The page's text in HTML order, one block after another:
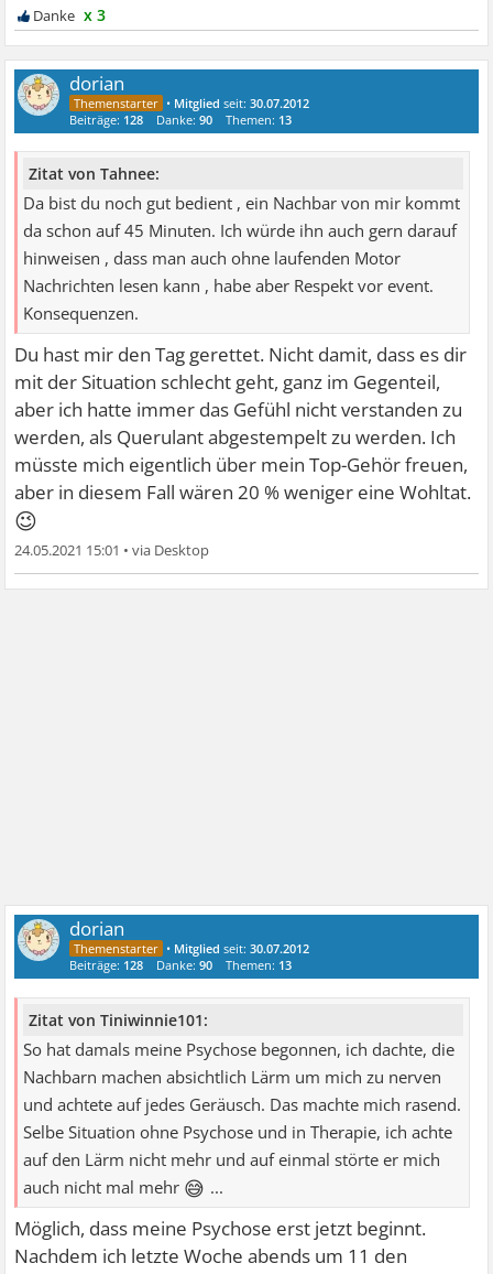
x 3
dorian
• Mitglied seit:30.07.2012
Beiträge: 128 Danke:90 Themen: 13
Zitat von Tahnee:
Da bist du noch gut bedient , ein Nachbar von mir kommt
da schon auf 45 Minuten. Ich würde ihn auch gern darauf
hinweisen , dass man auch ohne laufenden Motor
Nachrichten lesen kann , habe aber Respekt vor event.
Konsequenzen.
Du hast mir den Tag gerettet. Nicht damit, dass es dir
mit der Situation schlecht geht, ganz im Gegenteil,
aber ich hatte immer das Gefühl nicht verstanden zu
werden, als Querulant abgestempelt zu werden. Ich
müsste mich eigentlich über mein Top-Gehör freuen,
aber in diesem Fall wären 20 % weniger eine Wohltat.
😉
24.05.2021 15:01 •
dorian
• Mitglied seit:30.07.2012
Beiträge: 128 Danke:90 Themen: 13
Zitat von Tiniwinnie101:
So hat damals meine Psychose begonnen, ich dachte, die
Nachbarn machen absichtlich Lärm um mich zu nerven
und achtete auf jedes Geräusch. Das machte mich rasend.
Selbe Situation ohne Psychose und in Therapie, ich achte
auf den Lärm nicht mehr und auf einmal störte er mich
auch nicht mal mehr 😅 ...
Möglich, dass meine Psychose erst jetzt beginnt.
Nachdem ich letzte Woche abends um 11 den